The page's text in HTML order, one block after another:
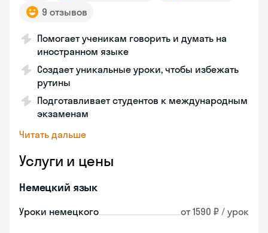
9 отзывов
Помогает ученикам говорить и думать на
иностранном языке
Создает уникальные уроки, чтобы избежать
рутины
Подготавливает студентов к международным
экзаменам
Читать дальше
Услуги и цены
Немецкий язык
Уроки немецкого от 1590 ₽ / урок